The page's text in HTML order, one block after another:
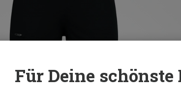
Für Deine schönste